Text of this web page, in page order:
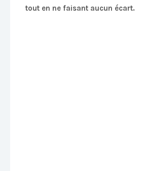
tout en ne faisant aucun écart.